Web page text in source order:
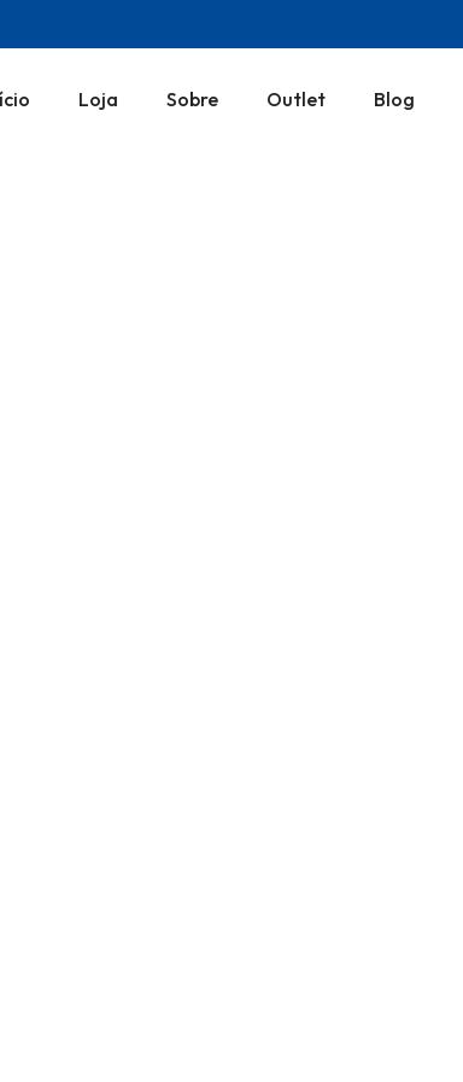
Loja Sobre Outlet Blog